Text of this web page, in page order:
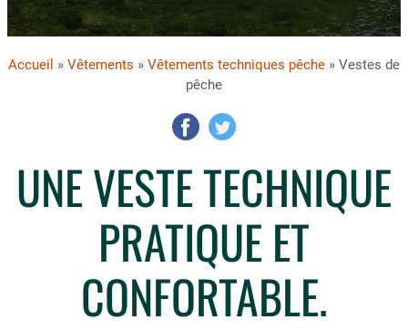
Accueil » Vêtements » Vêtements techniques pêche » Vestes de
pêche
UNE VESTE TECHNIQUE
PRATIQUE ET
CONFORTABLE.